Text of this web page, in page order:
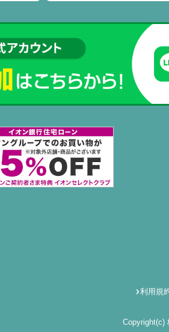
利用規
Copyright(c)